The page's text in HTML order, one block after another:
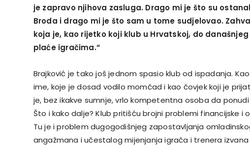
je zapravo njihova zasluga. Drago mi je što su
Broda i drago mi je što sam u tome sudjelovao.
koja je, kao rijetko koji klub u Hrvatskoj, do
plaće igračima.“
Brajković je tako još jednom spasio klub od ispadanja.
ime, koje je dosad vodilo momčad i kao čovjek koji je
je, bez ikakve sumnje, vrlo kompetentna osoba da
Što i kako dalje? Klub pritišću brojni problemi financijske i
Tu je i problem dugogodišnjeg zapostavljanja
angažmana i učestalog mijenjanja igrača i trenera